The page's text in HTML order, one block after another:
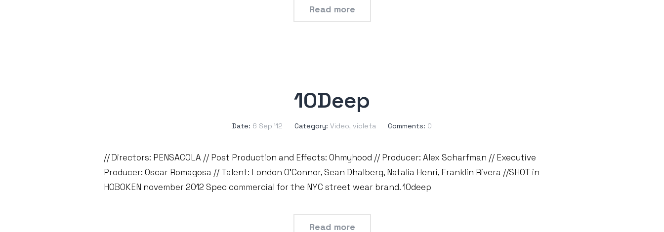
Read more
10Deep
Date: 6 Sep ’12 Category: Video, violeta Comments: 0
// Directors: PENSACOLA // Post Production and Effects: Ohmyhood // Producer: Alex Scharfman // Executive
Producer: Oscar Romagosa // Talent: London O'Connor, Sean Dhalberg, Natalia Henri, Franklin Rivera //SHOT in
HOBOKEN november 2012 Spec commercial for the NYC street wear brand. 10deep
Read more